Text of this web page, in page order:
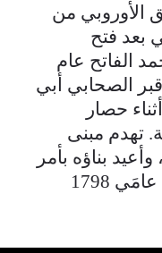
الأوروبي من
بعد فتح
الفاتح عام
قبر الصحابي أبي
حصار
تهدم مبنى
بناؤه بأمر
من السلطان سليم الثالث بين عامَي 1798